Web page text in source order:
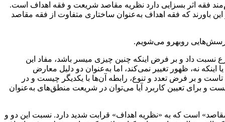
فقه اثر بسزایی دارد نظریه‌ مقاصد‌ شریعت‌ و فقه‌ اهداف است‌‌‌‌‌‌‌‌.
باورند که فقه‌ اهداف‌ به‌عنوان‌ ساختاری متفاوت از فقه مقاصد
روبهرو می‌شویم‌‌‌‌.
نسبت داد و بر فرض اینکه چنین چیزی میسر‌ باشد‌، مفاد این
نه‌، ظهور‌ تغییر‌ نمی‌کند، اما به‌عنوان دو دلیل معارض
و بر‌ فرض تعدد و تنوع، رابطه آن‌ها با یکدیگر چیست و در
و برای تعیین کاربرد آیا می‌توان در شریعت منطق‌های به‌عنوان‌
است که به‌ «نظریه‌ اهداف» قرابت شدید دارد‌‌‌‌‌‌‌‌. نسبت این دو و